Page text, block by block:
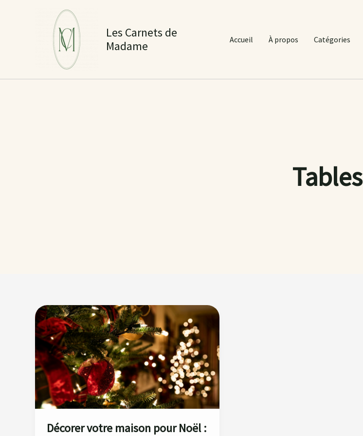
Les Carnets de
Madame
Accueil À propos Catégories
Tables
Décorer votre maison pour Noël :
Décorer
votre
maison
pour
Noël
:
Mes
astuces